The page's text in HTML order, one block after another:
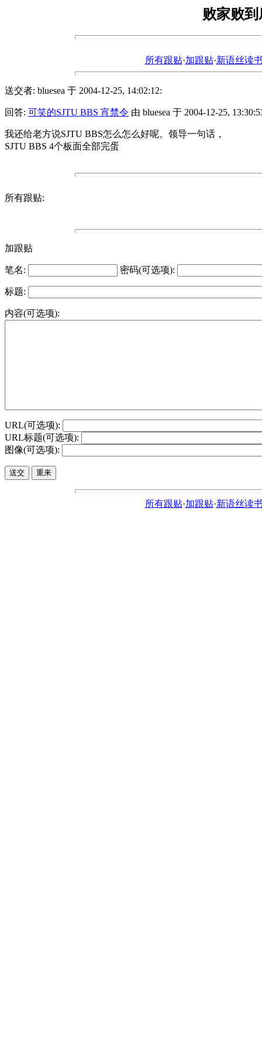
败家败
所有跟贴·加跟贴·新语丝读
送交者: bluesea 于 2004-12-25, 14:02:12:
回答: 可笑的SJTU BBS 宵禁令 由 bluesea 于 2004-12-25,
我还给老方说SJTU BBS怎么怎么好呢。领导一句话，
SJTU BBS 4个板面全部完蛋
所有跟贴:
加跟贴
笔名: 密码(可选项):
标题:
内容(可选项):
URL(可选项):
URL标题(可选项):
图像(可选项):
所有跟贴·加跟贴·新语丝读